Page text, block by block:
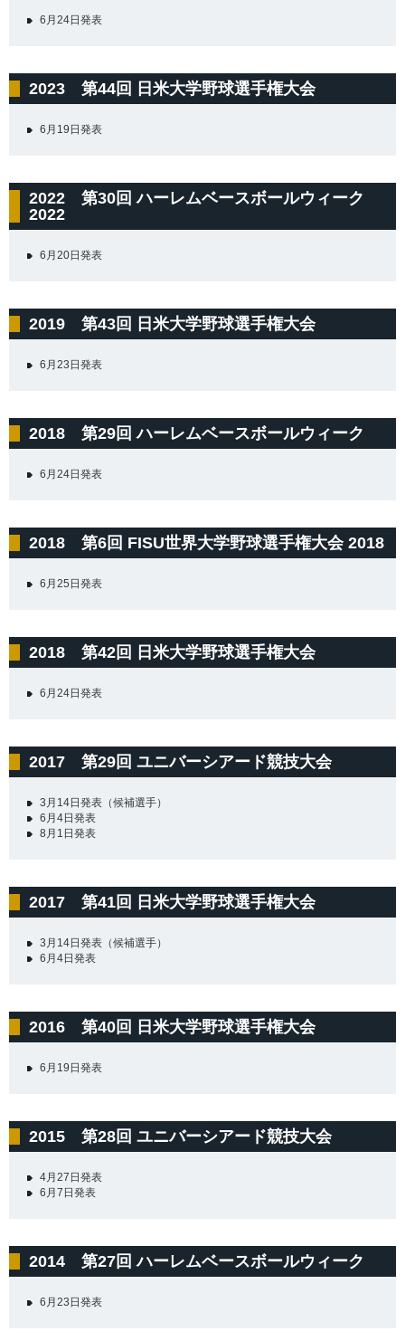
6月24日発表
2023 第44回 日米大学野球選手権大会
6月19日発表
2022 第30回 ハーレムベースボールウィーク
2022
6月20日発表
2019 第43回 日米大学野球選手権大会
6月23日発表
2018 第29回 ハーレムベースボールウィーク
6月24日発表
2018 第6回 FISU世界大学野球選手権大会 2018
6月25日発表
2018 第42回 日米大学野球選手権大会
6月24日発表
2017 第29回 ユニバーシアード競技大会
3月14日発表（候補選手）
6月4日発表
8月1日発表
2017 第41回 日米大学野球選手権大会
3月14日発表（候補選手）
6月4日発表
2016 第40回 日米大学野球選手権大会
6月19日発表
2015 第28回 ユニバーシアード競技大会
4月27日発表
6月7日発表
2014 第27回 ハーレムベースボールウィーク
6月23日発表